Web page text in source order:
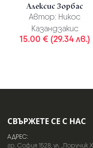
Алексис Зорбас
Автор: Никос
Казандзакис
15.00 € (29.34 лв.)
СВЪРЖЕТЕ СЕ С НАС
АДРЕС:
гр. София 1528, ул.